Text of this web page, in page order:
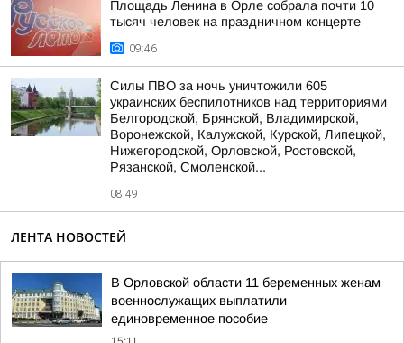
Площадь Ленина в Орле собрала почти 10
тысяч человек на праздничном концерте
09:46
Силы ПВО за ночь уничтожили 605
украинских беспилотников над территориями
Белгородской, Брянской, Владимирской,
Воронежской, Калужской, Курской, Липецкой,
Нижегородской, Орловской, Ростовской,
Рязанской, Смоленской...
08:49
ЛЕНТА НОВОСТЕЙ
В Орловской области 11 беременных женам
военнослужащих выплатили
единовременное пособие